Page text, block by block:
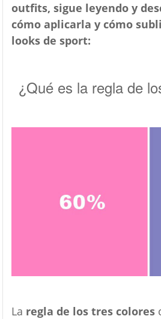
outfits, sigue leyendo y
cómo aplicarla y cómo
looks de sport:
¿Qué es la regla de
La regla de los tres colores